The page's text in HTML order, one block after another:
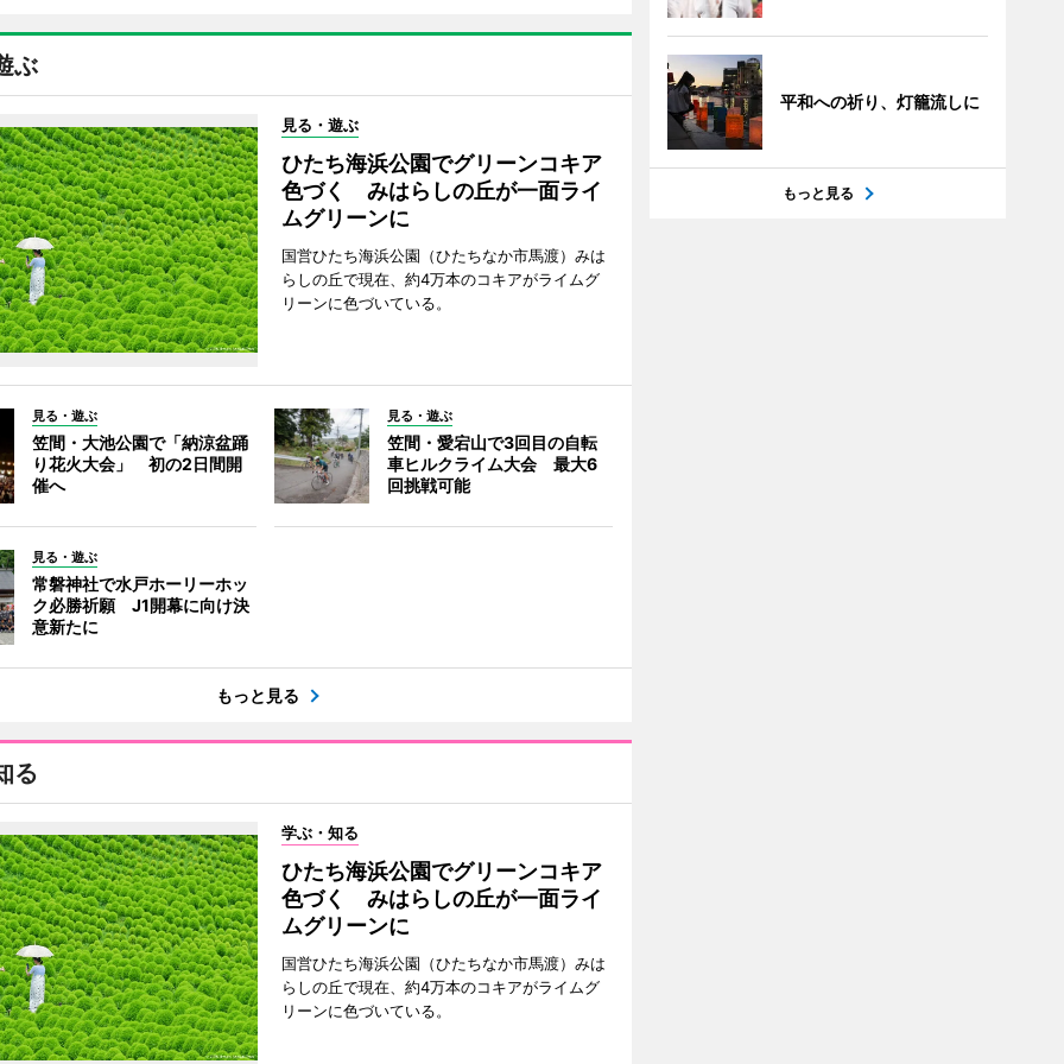
ぶ
見る・遊ぶ
ひたち海浜公園でグリーンコキア
色づく みはらしの丘が一面ライ
ムグリーンに
国営ひたち海浜公園（ひたちなか市馬渡）みは
らしの丘で現在、約4万本のコキアがライムグ
リーンに色づいている。
見る・遊ぶ
笠間・大池公園で「納涼盆踊
り花火大会」 初の2日間開
催へ
見る・遊ぶ
笠間・愛宕山で3回目の自転
車ヒルクライム大会 最大6
回挑戦可能
見る・遊ぶ
常磐神社で水戸ホーリーホッ
ク必勝祈願 J1開幕に向け決
意新たに
もっと見る
る
学ぶ・知る
ひたち海浜公園でグリーンコキア
色づく みはらしの丘が一面ライ
ムグリーンに
国営ひたち海浜公園（ひたちなか市馬渡）みは
らしの丘で現在、約4万本のコキアがライムグ
リーンに色づいている。
平和への祈り、灯籠流しに
もっと見る